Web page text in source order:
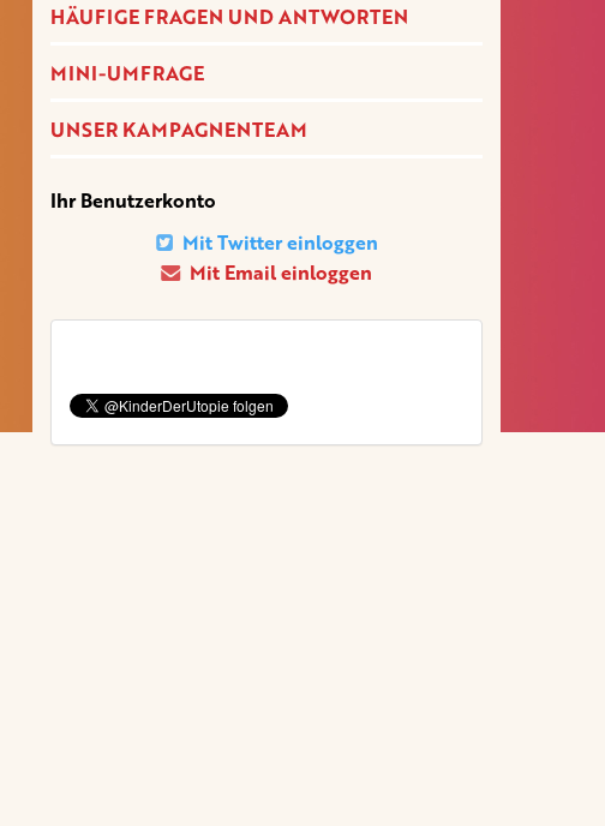
HÄUFIGE FRAGEN UND ANTWORTEN
MINI-UMFRAGE
UNSER KAMPAGNENTEAM
Ihr Benutzerkonto
Mit Twitter einloggen
Mit Email einloggen